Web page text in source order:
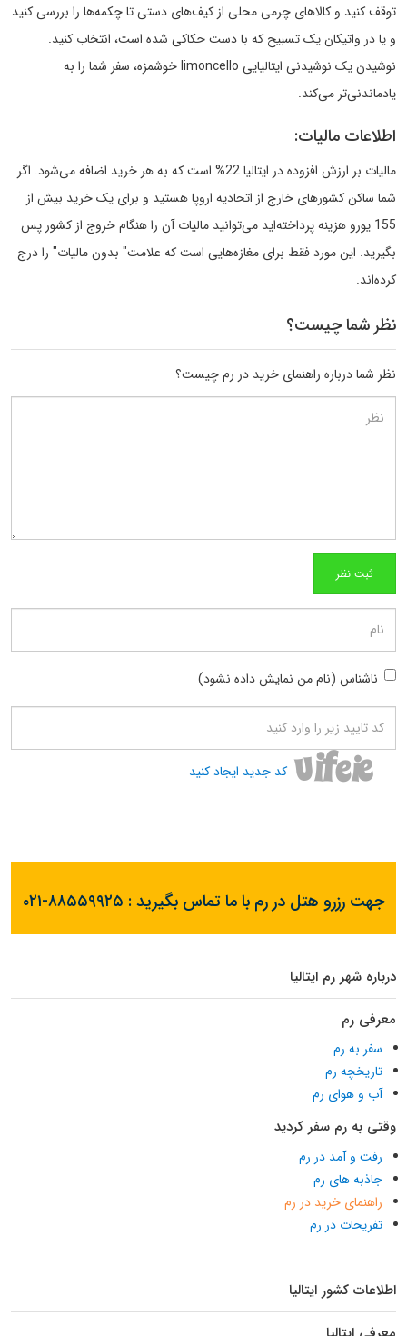
توقف کنید و کالاهای چرمی محلی از کیف‌های دستی تا چکمه‌ها را بررسی کنید
و یا در واتیکان یک تسبیح که با دست حکاکی شده است، انتخاب کنید.
نوشیدن یک نوشیدنی ایتالیایی limoncello خوشمزه، سفر شما را به
یادماندنی‌تر می‌کند.
اطلاعات مالیات:
مالیات بر ارزش افزوده در ایتالیا 22% است که به هر خرید اضافه می‌شود. اگر
شما ساکن کشورهای خارج از اتحادیه اروپا هستید و برای یک خرید بیش از
155 یورو هزینه پرداخته‌اید می‌توانید مالیات آن را هنگام خروج از کشور پس
بگیرید. این مورد فقط برای مغازه‌هایی است که علامت" بدون مالیات" را درج
کرده‌اند.
نظر شما چیست؟
نظر شما درباره راهنمای خرید در رم چیست؟
ناشناس (نام من نمایش داده نشود)
کد جدید ایجاد کنید
جهت رزرو هتل در رم با ما تماس بگیرید : ۰۲۱-۸۸۵۵۹۹۲۵
درباره شهر رم ایتالیا
معرفی رم
سفر به رم
تاریخچه رم
آب و هوای رم
وقتی به رم سفر کردید
رفت و آمد در رم
جاذبه های رم
راهنمای خرید در رم
تفریحات در رم
اطلاعات کشور ایتالیا